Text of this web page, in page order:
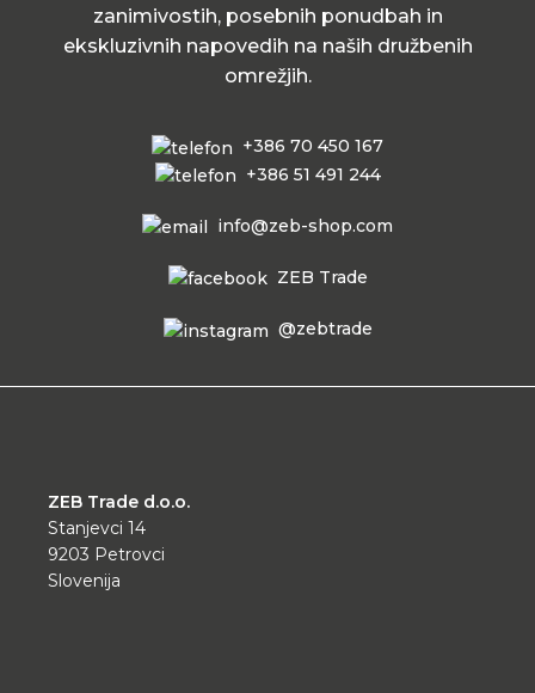
zanimivostih, posebnih ponudbah in
ekskluzivnih napovedih na naših družbenih
omrežjih.
+386 70 450 167
+386 51 491 244
info@zeb-shop.com
ZEB Trade
@zebtrade
ZEB Trade d.o.o.
Stanjevci 14
9203 Petrovci
Slovenija